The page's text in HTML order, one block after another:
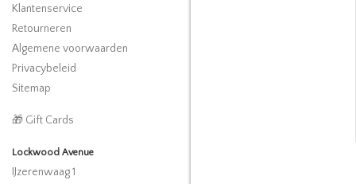
Klantenservice
Retourneren
Algemene voorwaarden
Privacybeleid
Sitemap
🎁 Gift Cards
Lockwood Avenue
IJzerenwaag 1